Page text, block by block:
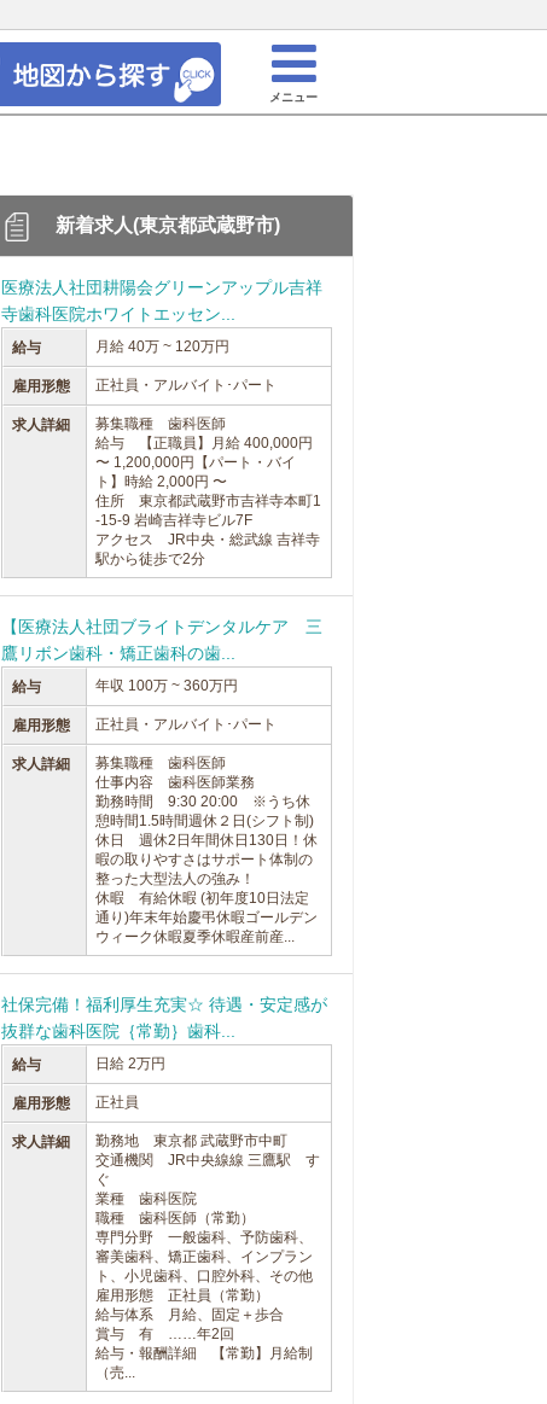
メニュー
新着求人(東京都武蔵野市)
医療法人社団耕陽会グリーンアップル吉祥
寺歯科医院ホワイトエッセン...
給与 月給 40万 ~ 120万円
雇用形態 正社員・アルバイト･パート
求人詳細
募集職種 歯科医師
給与 【正職員】月給 400,000円
〜 1,200,000円【パート・バイ
ト】時給 2,000円 〜
住所 東京都武蔵野市吉祥寺本町1
-15-9 岩崎吉祥寺ビル7F
アクセス JR中央・総武線 吉祥寺
駅から徒歩で2分
【医療法人社団ブライトデンタルケア 三
鷹リボン歯科・矯正歯科の歯...
給与 年収 100万 ~ 360万円
雇用形態 正社員・アルバイト･パート
求人詳細
募集職種 歯科医師
仕事内容 歯科医師業務
勤務時間 9:30 20:00 ※うち休
憩時間1.5時間週休２日(シフト制)
休日 週休2日年間休日130日！休
暇の取りやすさはサポート体制の
整った大型法人の強み！
休暇 有給休暇 (初年度10日法定
通り)年末年始慶弔休暇ゴールデン
ウィーク休暇夏季休暇産前産...
社保完備！福利厚生充実☆ 待遇・安定感が
抜群な歯科医院｛常勤｝歯科...
給与 日給 2万円
雇用形態 正社員
求人詳細
勤務地 東京都 武蔵野市中町
交通機関 JR中央線線 三鷹駅 す
ぐ
業種 歯科医院
職種 歯科医師（常勤）
専門分野 一般歯科、予防歯科、
審美歯科、矯正歯科、インプラン
ト、小児歯科、口腔外科、その他
雇用形態 正社員（常勤）
給与体系 月給、固定＋歩合
賞与 有 ……年2回
給与・報酬詳細 【常勤】月給制
（売...